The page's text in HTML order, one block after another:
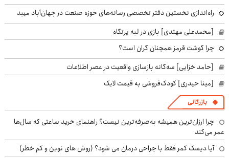
راه‌اندازی نخستین دفتر تخصصی رسانه‌های حوزه صنعت در جهان‌آباد میبد
[محمدعلی مهتدی] بازی در لبه پرتگاه
چرا گوشت قرمز همچنان گران است؟
[حامد خزایی] سه‌گانه بازسازی واقعیت در عصر اطلاعات
[مینا حیدری] کودک‌فروشی به قیمت لایک
بازرگانی
چرا ارزان‌ترین همیشه به‌صرفه‌ترین نیست؟ راهنمای خرید ساعتی که سال‌ها
عمر می‌کند
آیا دیسک کمر فقط با جراحی درمان می شود؟ (روش های نوین و کم خطر)